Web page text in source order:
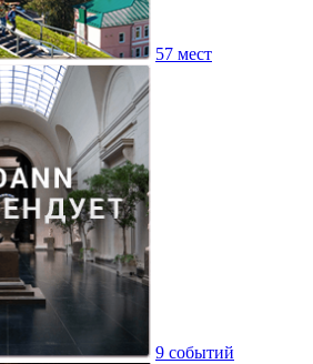
57 мест
9 событий